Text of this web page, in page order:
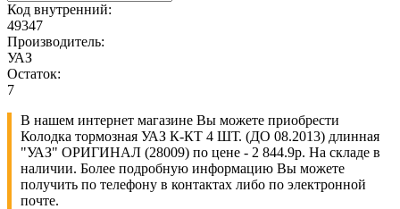
Код внутренний:
49347
Производитель:
УАЗ
Остаток:
7
В нашем интернет магазине Вы можете приобрести
Колодка тормозная УАЗ К-КТ 4 ШТ. (ДО 08.2013) длинная
"УАЗ" ОРИГИНАЛ (28009) по цене - 2 844.9р. На складе в
наличии. Более подробную информацию Вы можете
получить по телефону в контактах либо по электронной
почте.